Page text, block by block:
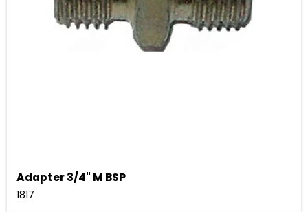
Adapter 3/4" M BSP
1817